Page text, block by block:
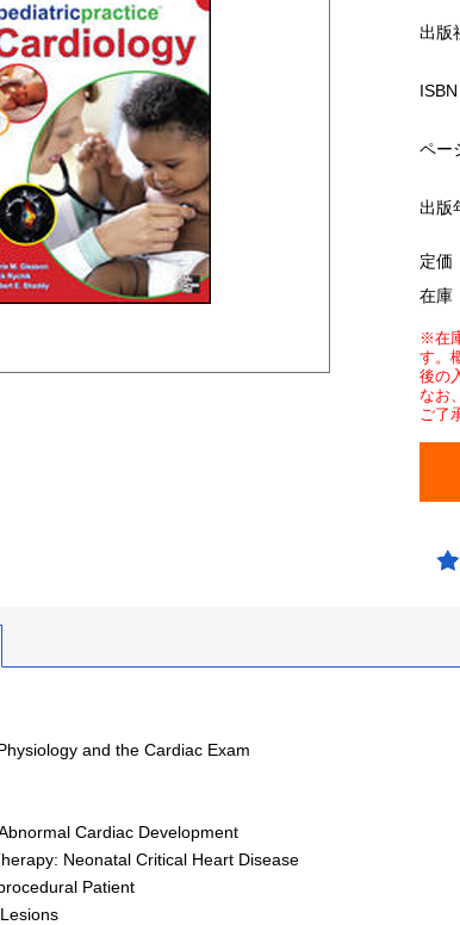
出版
ISBN
ペー
出版
在庫
定価
※在
す。
後の
なお
ご了
and the Cardiac Exam
Cardiac Development
Neonatal Critical Heart Disease
Patient